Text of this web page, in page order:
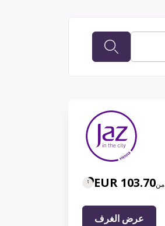
من103.70 EUR
عرض الغرف